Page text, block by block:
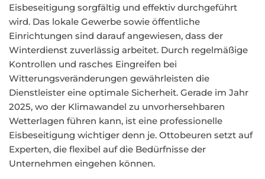
Eisbeseitigung sorgfältig und effektiv durchgeführt
wird. Das lokale Gewerbe sowie öffentliche
Einrichtungen sind darauf angewiesen, dass der
Winterdienst zuverlässig arbeitet. Durch regelmäßige
Kontrollen und rasches Eingreifen bei
Witterungsveränderungen gewährleisten die
Dienstleister eine optimale Sicherheit. Gerade im Jahr
2025, wo der Klimawandel zu unvorhersehbaren
Wetterlagen führen kann, ist eine professionelle
Eisbeseitigung wichtiger denn je. Ottobeuren setzt auf
Experten, die flexibel auf die Bedürfnisse der
Unternehmen eingehen können.